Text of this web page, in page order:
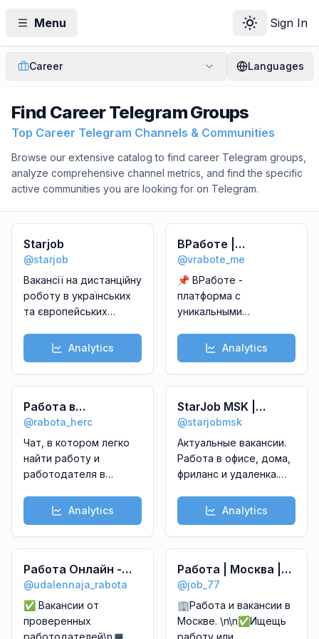
Menu Toggle theme
Sign In
Career Languages
Find CareerTelegram Groups
Top Career Telegram Channels & Communities
Browse our extensive catalog to find career Telegram groups,
analyze comprehensive channel metrics, and find the specific
active communities you are looking for on Telegram.
Starjob
@starjob
Вакансії на дистанційну
роботу в українських
та європейських
вакансію:
@starjob_bot\nРеклама:
Analytics
ВРаботе |
Мастерская твоей
карьеры
@vrabote_me
📌 ВРаботе -
платформа с
уникальными
молодежи от топовых
работодателей
Москвы!\n\nЗдесь ты
найдёшь:
\nстажировки,
временную,
удалённую и
постоянную работу, но
прежде прокачай свои
навыки в нашей
Analytics
Работа в
Херсонской
области
@rabota_herc
Чат, в котором легко
найти работу и
работодателя в
области.\n\nОставляй
сообщение о поиске
работы или о поиске
сотрудника.
Analytics
StarJob MSK |
Работа на
удаленке
@starjobmsk
Актуальные вакансии.
Работа в офисе, дома,
фриланс и удаленка.
вакансий или по
рекламе пишите сюда
@starjobmskbot\n\nСсылка
на канал @starjobmsk
Analytics
Работа Онлайн -
freelance,
удаленка,
вакансии,
@udalennaja_rabota
✅ Вакансии от
проверенных
работодателей\n💻
Работа | Москва |
Вакансии
@job_77
🏢Работа и вакансии в
Москве. \n\n✅Ищещь
работу или